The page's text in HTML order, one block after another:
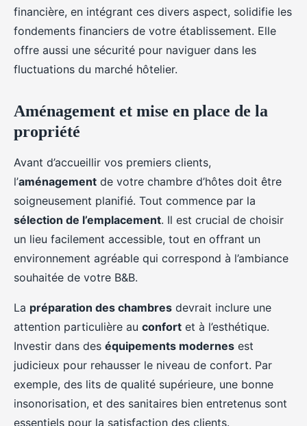
financière, en intégrant ces divers aspect, solidifie les
fondements financiers de votre établissement. Elle
offre aussi une sécurité pour naviguer dans les
fluctuations du marché hôtelier.
Aménagement et mise en place de la
propriété
Avant d’accueillir vos premiers clients,
l’aménagement de votre chambre d’hôtes doit être
soigneusement planifié. Tout commence par la
sélection de l’emplacement. Il est crucial de choisir
un lieu facilement accessible, tout en offrant un
environnement agréable qui correspond à l’ambiance
souhaitée de votre B&B.
La préparation des chambres devrait inclure une
attention particulière au confort et à l’esthétique.
Investir dans des équipements modernes est
judicieux pour rehausser le niveau de confort. Par
exemple, des lits de qualité supérieure, une bonne
insonorisation, et des sanitaires bien entretenus sont
essentiels pour la satisfaction des clients.